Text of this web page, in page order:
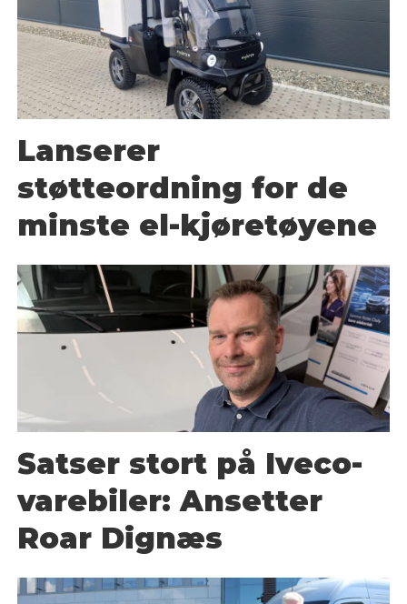
Lanserer
støtteordning for de
minste el-kjøretøyene
Satser stort på Iveco-
varebiler: Ansetter
Roar Dignæs